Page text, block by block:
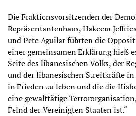
Die Fraktionsvorsitzenden der
Repräsentantenhaus, Hakeem
und Pete Aguilar führten die
einer gemeinsamen Erklärung hieß
Seite des libanesischen Volks, der
und der libanesischen Streitkräfte
in Frieden zu leben und die die
eine gewalttätige
Feind der Vereinigten Staaten ist.“